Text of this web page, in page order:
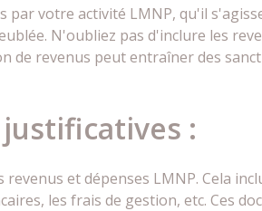
par votre activité LMNP, qu'il
N'oubliez pas d'inclure les
de revenus peut entraîner des
:
et dépenses LMNP. Cela
les frais de gestion, etc. Ces